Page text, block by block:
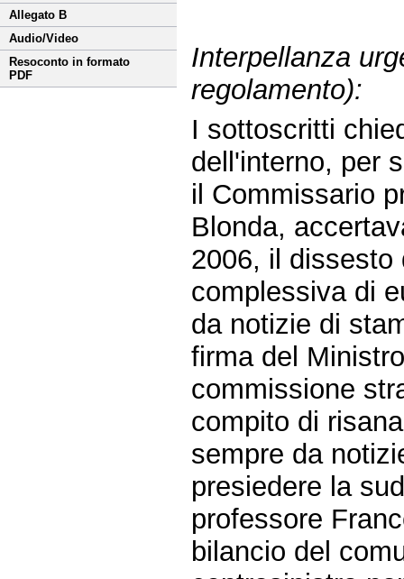
Allegato B
Audio/Video
Resoconto in formato
PDF
Interpellanza
regolamento):
I sottoscritti
dell'interno, per
il Commissario
Blonda,
2006, il dissesto
complessiva di
da notizie di
firma del
commissione
compito di
sempre da
presiedere la
professore
bilancio del